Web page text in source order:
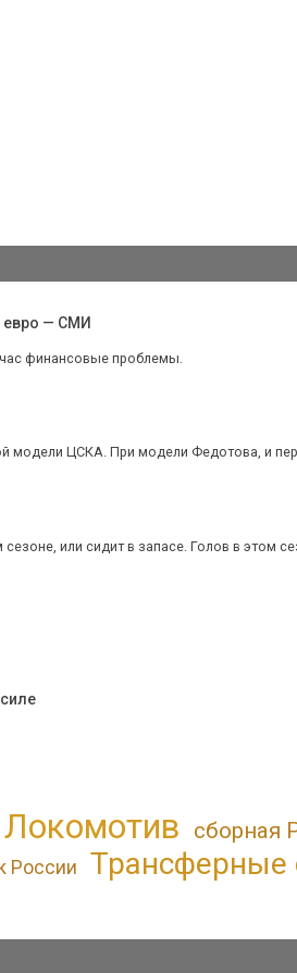
евро — СМИ
финансовые проблемы.
модели ЦСКА. При модели Федотова, и
или сидит в запасе. Голов в этом
Локомотив сборная
России Трансферные